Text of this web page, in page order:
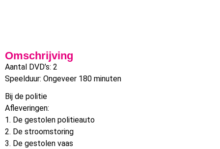
Omschrijving
Aantal DVD’s: 2
Speelduur: Ongeveer 180 minuten
Bij de politie
Afleveringen:
1. De gestolen politieauto
2. De stroomstoring
3. De gestolen vaas